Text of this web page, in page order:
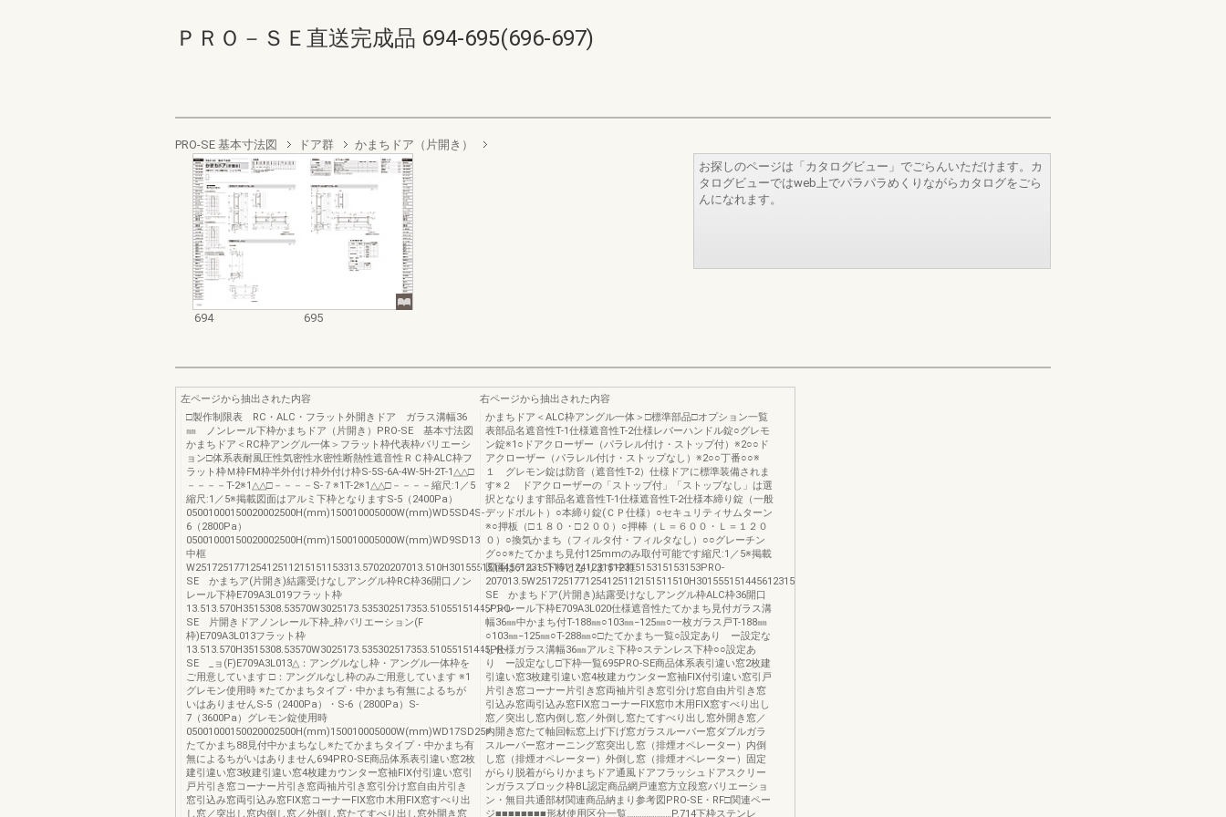
ＰＲＯ－ＳＥ直送完成品 694-695(696-697)
PRO-SE 基本寸法図 ドア群 かまちドア（片開き）
694 695
お探しのページは「カタログビュー」でごらんいただけます。カ
タログビューではweb上でパラパラめくりながらカタログをごら
んになれます。
左ページから抽出された内容
□製作制限表 RC・ALC・フラット外開きドア ガラス溝幅36
㎜ ノンレール下枠かまちドア（片開き）PRO-SE 基本寸法図
かまちドア＜RC枠アングル一体＞フラット枠代表枠バリエーシ
ョン□体系表耐風圧性気密性水密性断熱性遮音性ＲＣ枠ALC枠フ
ラット枠Ｍ枠FM枠半外付け枠外付け枠S-5S-6A-4W-5H-2T-1△△□
－－－－T-2※1△△□－－－－S-７※1T-2※1△△□－－－－縮尺:1／5
縮尺:1／5※掲載図面はアルミ下枠となりますS-5（2400Pa）
05001000150020002500H(mm)150010005000W(mm)WD5SD4S-
6（2800Pa）
05001000150020002500H(mm)150010005000W(mm)WD9SD13
中框
W251725177125412511215151153313.57020207013.510H3015551514456123151151124123151231515315153153PRO-
SE かまちア(片開き)結露受けなしアングル枠RC枠36開口ノン
レール下枠E709A3L019フラット枠
13.513.570H3515308.53570W3025173.535302517353.51055151445PRO-
SE 片開きドアノンレール下枠_枠バリエーション(F
枠)E709A3L013フラット枠
13.513.570H3515308.53570W3025173.535302517353.51055151445PR-
SE _ョ(F)E709A3L013△：アングルなし枠・アングル一体枠を
ご用意しています □：アングルなし枠のみご用意しています ※1
グレモン使用時 ※たてかまちタイプ・中かまち有無によるちが
いはありませんS-5（2400Pa）・S-6（2800Pa）S-
7（3600Pa）グレモン錠使用時
05001000150020002500H(mm)150010005000W(mm)WD17SD25※
たてかまち88見付中かまちなし※たてかまちタイプ・中かまち有
無によるちがいはありません694PRO-SE商品体系表引違い窓2枚
建引違い窓3枚建引違い窓4枚建カウンター窓袖FIX付引違い窓引
戸片引き窓コーナー片引き窓両袖片引き窓引分け窓自由片引き
窓引込み窓両引込み窓FIX窓コーナーFIX窓巾木用FIX窓すべり出
し窓／突出し窓内倒し窓／外倒し窓たてすべり出し窓外開き窓
右ページから抽出された内容
かまちドア＜ALC枠アングル一体＞□標準部品□オプション一覧
表部品名遮音性T-1仕様遮音性T-2仕様レバーハンドル錠○グレモ
ン錠※1○ドアクローザー（パラレル付け・ストップ付）※2○○ド
アクローザー（パラレル付け・ストップなし）※2○○丁番○○※
１ グレモン錠は防音（遮音性T-2）仕様ドアに標準装備されま
す※２ ドアクローザーの「ストップ付」「ストップなし」は選
択となります部品名遮音性T-1仕様遮音性T-2仕様本締り錠（一般
デッドボルト）○本締り錠(ＣＰ仕様）○セキュリティサムターン
※○押板（□１８０・□２００）○押棒（Ｌ＝６００・Ｌ＝１２０
０）○換気かまち（フィルタ付・フィルタなし）○○グレーチン
グ○○※たてかまち見付125mmのみ取付可能です縮尺:1／5※掲載
図面はアルミ下枠となります中框
207013.5W2517251771254125112151511510H30155515144561231511511241231512315153151531533313.57020458.51535158.5158.535RO-
SE かまちドア(片開き)結露受けなしアングル枠ALC枠36開口
ノンレール下枠E709A3L020仕様遮音性たてかまち見付ガラス溝
幅36㎜中かまち付T-188㎜○103㎜−125㎜○一枚ガラス戸T-188㎜
○103㎜−125㎜○T-288㎜○□たてかまち一覧○設定あり ー設定な
し仕様ガラス溝幅36㎜アルミ下枠○ステンレス下枠○○設定あ
り ー設定なし□下枠一覧695PRO-SE商品体系表引違い窓2枚建
引違い窓3枚建引違い窓4枚建カウンター窓袖FIX付引違い窓引戸
片引き窓コーナー片引き窓両袖片引き窓引分け窓自由片引き窓
引込み窓両引込み窓FIX窓コーナーFIX窓巾木用FIX窓すべり出し
窓／突出し窓内倒し窓／外倒し窓たてすべり出し窓外開き窓／
内開き窓たて軸回転窓上げ下げ窓ガラスルーバー窓ダブルガラ
スルーバー窓オーニング窓突出し窓（排煙オペレーター）内倒
し窓（排煙オペレーター）外倒し窓（排煙オペレーター）固定
がらり脱着がらりかまちドア通風ドアフラッシュドアスクリー
ンガラスブロック枠BL認定商品網戸連窓方立段窓バリエーショ
ン・無目共通部材関連商品納まり参考図PRO-SE・RF□関連ペー
ジ■■■■■■■■形材使用区分一覧…………………P.714下枠ステンレ